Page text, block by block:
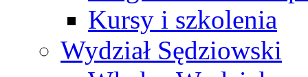
Kursy i szkolenia
Wydział Sędziowski